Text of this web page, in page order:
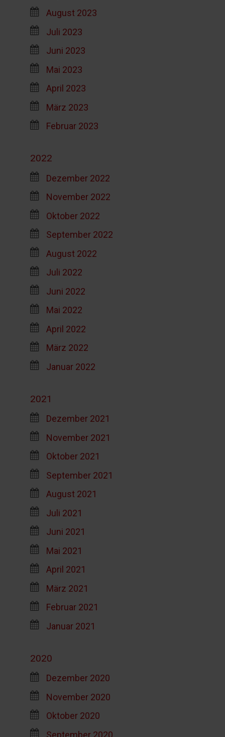
August 2023
Juli 2023
Juni 2023
Mai 2023
April 2023
März 2023
Februar 2023
2022
Dezember 2022
November 2022
Oktober 2022
September 2022
August 2022
Juli 2022
Juni 2022
Mai 2022
April 2022
März 2022
Januar 2022
2021
Dezember 2021
November 2021
Oktober 2021
September 2021
August 2021
Juli 2021
Juni 2021
Mai 2021
April 2021
März 2021
Februar 2021
Januar 2021
2020
Dezember 2020
November 2020
Oktober 2020
September 2020